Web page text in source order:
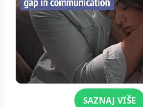
Click for soundSAZNAJ VIŠE